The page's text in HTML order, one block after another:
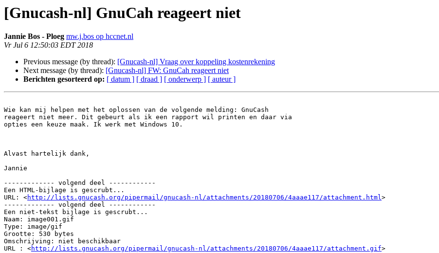
[Gnucash-nl] GnuCah reageert niet
Jannie Bos - Ploeg mw.j.bos op hccnet.nl
Vr Jul 6 12:50:03 EDT 2018
Previous message (by thread): [Gnucash-nl] Vraag over koppeling kostenrekening
Next message (by thread): [Gnucash-nl] FW: GnuCah reageert niet
Berichten gesorteerd op: [ datum ] [ draad ] [ onderwerp ] [ auteur ]
Wie kan mij helpen met het oplossen van de volgende melding: GnuCash
reageert niet meer. Dit gebeurt als ik een rapport wil printen en daar via
opties een keuze maak. Ik werk met Windows 10.
Alvast hartelijk dank,
Jannie
------------- volgend deel ------------
Een HTML-bijlage is gescrubt...
URL: <http://lists.gnucash.org/pipermail/gnucash-nl/attachments/20180706/4aaae117/attachment.html>
------------- volgend deel ------------
Een niet-tekst bijlage is gescrubt...
Naam: image001.gif
Type: image/gif
Grootte: 530 bytes
Omschrijving: niet beschikbaar
URL : <http://lists.gnucash.org/pipermail/gnucash-nl/attachments/20180706/4aaae117/attachment.gif